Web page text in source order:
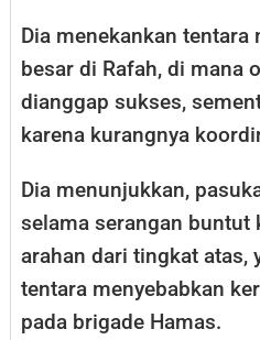
Dia menekankan
besar di Rafah, di mana
dianggap sukses,
karena kurangnya
Dia menunjukkan,
selama serangan buntut
arahan dari tingkat atas,
tentara menyebabkan
pada brigade Hamas.